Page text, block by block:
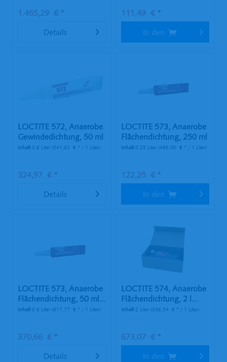
1.465,29 € *
Details
111,49 € *
In den
LOCTITE 572, Anaerobe
Gewindedichtung, 50 ml
Tube
Inhalt0.6 Liter (541,62 € * / 1 Liter)
324,97 € *
Details
LOCTITE 573, Anaerobe
Flächendichtung, 250 ml
Tube
Inhalt0.25 Liter (489,00 € * / 1 Liter)
122,25 € *
In den
LOCTITE 573, Anaerobe
Flächendichtung, 50 ml...
Inhalt0.6 Liter (617,77 € * / 1 Liter)
370,66 € *
Details
LOCTITE 574, Anaerobe
Flächendichtung, 2 l...
Inhalt 2 Liter (336,54 € * / 1 Liter)
673,07 € *
In den